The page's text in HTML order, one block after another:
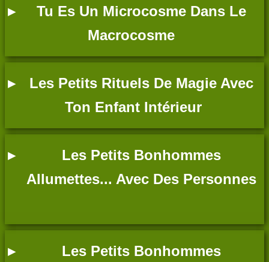
Tu Es Un Microcosme Dans Le
Macrocosme
Les Petits Rituels De Magie Avec
Ton Enfant Intérieur
Les Petits Bonhommes
Allumettes... Avec Des Personnes
Les Petits Bonhommes